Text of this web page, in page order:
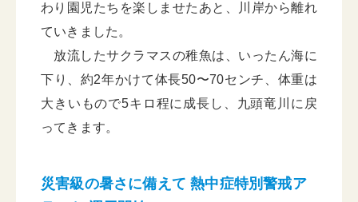
わり園児たちを楽しませたあと、川岸から離れ
ていきました。
放流したサクラマスの稚魚は、いったん海に
下り、約2年かけて体長50〜70センチ、体重は
大きいもので5キロ程に成長し、九頭竜川に戻
ってきます。
災害級の暑さに備えて 熱中症特別警戒ア